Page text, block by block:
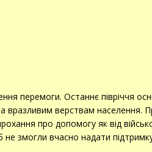
перемоги. Останнє півріччя
верствам населення.
про допомогу як від
змогли вчасно надати